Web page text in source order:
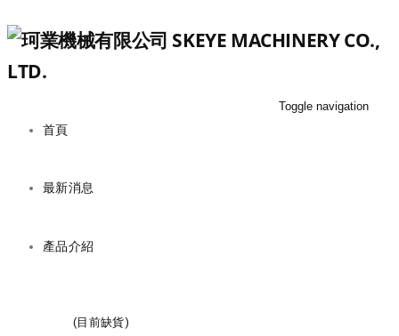
Toggle navigation
首頁
最新消息
產品介紹
(目前缺貨)